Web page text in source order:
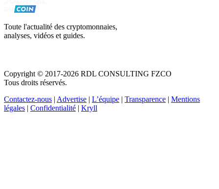
Toute l'actualité des cryptomonnaies,
analyses, vidéos et guides.
Copyright © 2017-2026 RDL CONSULTING FZCO
Tous droits réservés.
Contactez-nous | Advertise | L’équipe | Transparence | Mentions
légales | Confidentialité | Kryll